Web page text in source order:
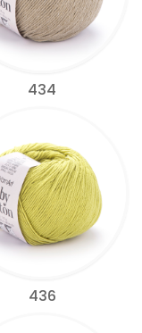
434
436